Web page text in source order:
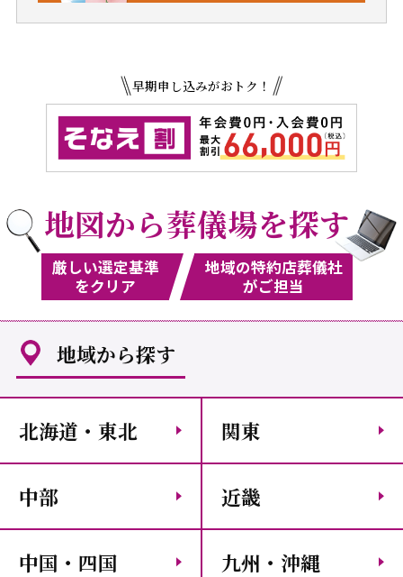
早期申し込みがおトク！
地図から葬儀場を探す
厳しい選定基準
をクリア
地域の特約店葬儀社
がご担当
地域から探す
北海道・東北 関東
中部 近畿
中国・四国 九州・沖縄